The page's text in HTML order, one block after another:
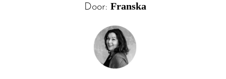
Door: Franska